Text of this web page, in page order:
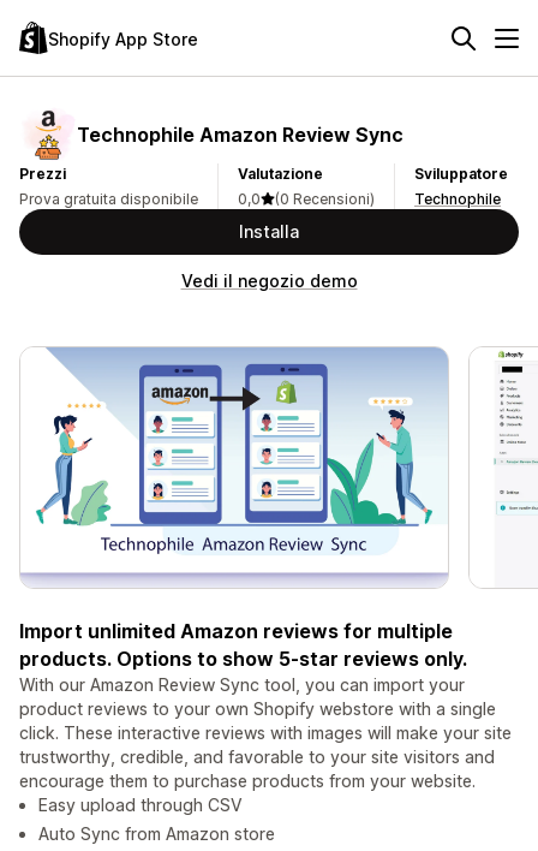
Shopify App Store
Technophile Amazon Review Sync
Prezzi
Prova gratuita disponibile
Valutazione
0,0
(0 Recensioni)
Sviluppatore
Technophile
Installa
Vedi il negozio demo
Import unlimited Amazon reviews for multiple
products. Options to show 5-star reviews only.
With our Amazon Review Sync tool, you can import your
product reviews to your own Shopify webstore with a single
click. These interactive reviews with images will make your site
trustworthy, credible, and favorable to your site visitors and
encourage them to purchase products from your website.
Easy upload through CSV
Auto Sync from Amazon store